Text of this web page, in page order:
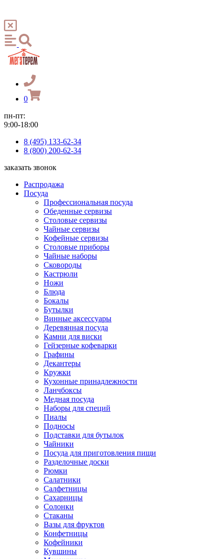
0
пн-пт:
9:00-18:00
8 (495) 133-62-34
8 (800) 200-62-34
заказать звонок
Распродажа
Посуда
Профессиональная посуда
Обеденные сервизы
Столовые сервизы
Чайные сервизы
Кофейные сервизы
Столовые приборы
Чайные наборы
Сковороды
Кастрюли
Ножи
Блюда
Бокалы
Бутылки
Винные аксессуары
Деревянная посуда
Камни для виски
Гейзерные кофеварки
Графины
Декантеры
Кружки
Кухонные принадлежности
Ланчбоксы
Медная посуда
Наборы для специй
Пиалы
Подносы
Подставки для бутылок
Чайники
Посуда для приготовления пищи
Разделочные доски
Рюмки
Салатники
Салфетницы
Сахарницы
Солонки
Стаканы
Вазы для фруктов
Конфетницы
Кофейники
Кувшины